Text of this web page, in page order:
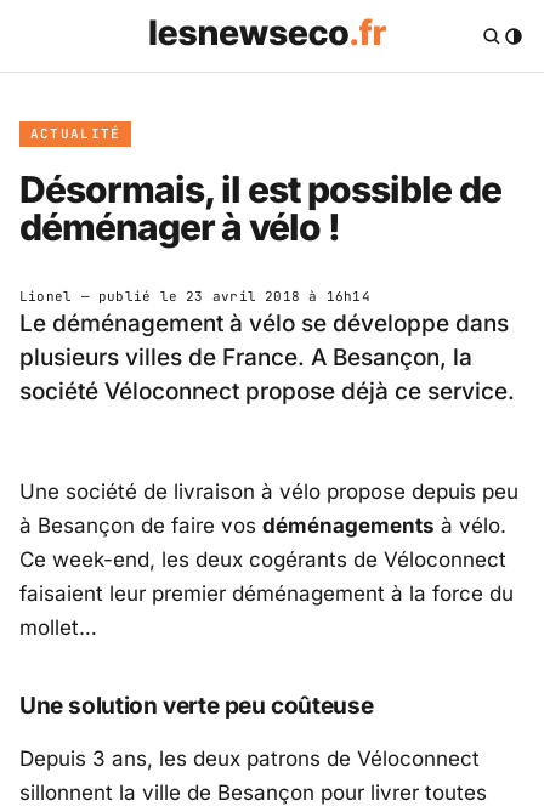
ACTUALITÉ
Désormais, il est possible de
déménager à vélo !
Lionel — publié le 23 avril 2018 à 16h14
Le déménagement à vélo se développe dans
plusieurs villes de France. A Besançon, la
société Véloconnect propose déjà ce service.
Une société de livraison à vélo propose depuis peu
à Besançon de faire vos déménagements à vélo.
Ce week-end, les deux cogérants de Véloconnect
faisaient leur premier déménagement à la force du
mollet…
Une solution verte peu coûteuse
Depuis 3 ans, les deux patrons de Véloconnect
sillonnent la ville de Besançon pour livrer toutes